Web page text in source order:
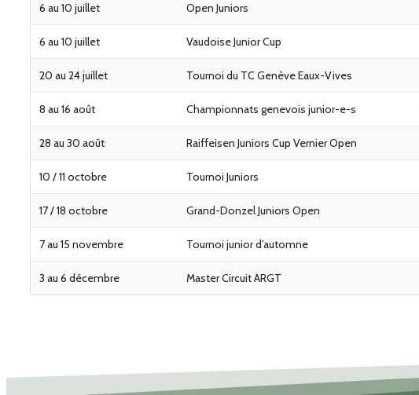
6 au 10 juillet Open Juniors
6 au 10 juillet Vaudoise Junior Cup
20 au 24 juillet Tournoi du TC Genève Eaux-Vives
8 au 16 août Championnats genevois junior-e-s
28 au 30 août Raiffeisen Juniors Cup Vernier Open
10 / 11 octobre Tournoi Juniors
17 / 18 octobre Grand-Donzel Juniors Open
7 au 15 novembre Tournoi junior d’automne
3 au 6 décembre Master Circuit ARGT